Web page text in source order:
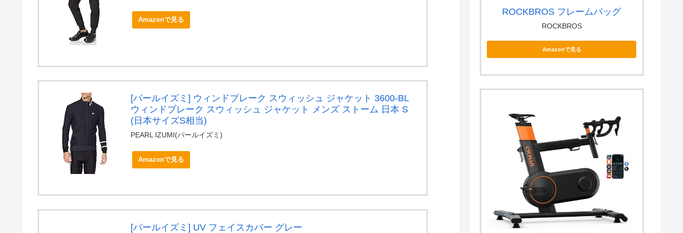
Amazonで見る
[パールイズミ] ウィンドブレーク スウィッシュ ジャケット 3600-BL
ウィンドブレーク スウィッシュ ジャケット メンズ ストーム 日本 S
(日本サイズS相当)
PEARL IZUMI(パールイズミ)
Amazonで見る
[パールイズミ] UV フェイスカバー グレー
ROCKBROS フレームバッグ
ROCKBROS
Amazonで見る